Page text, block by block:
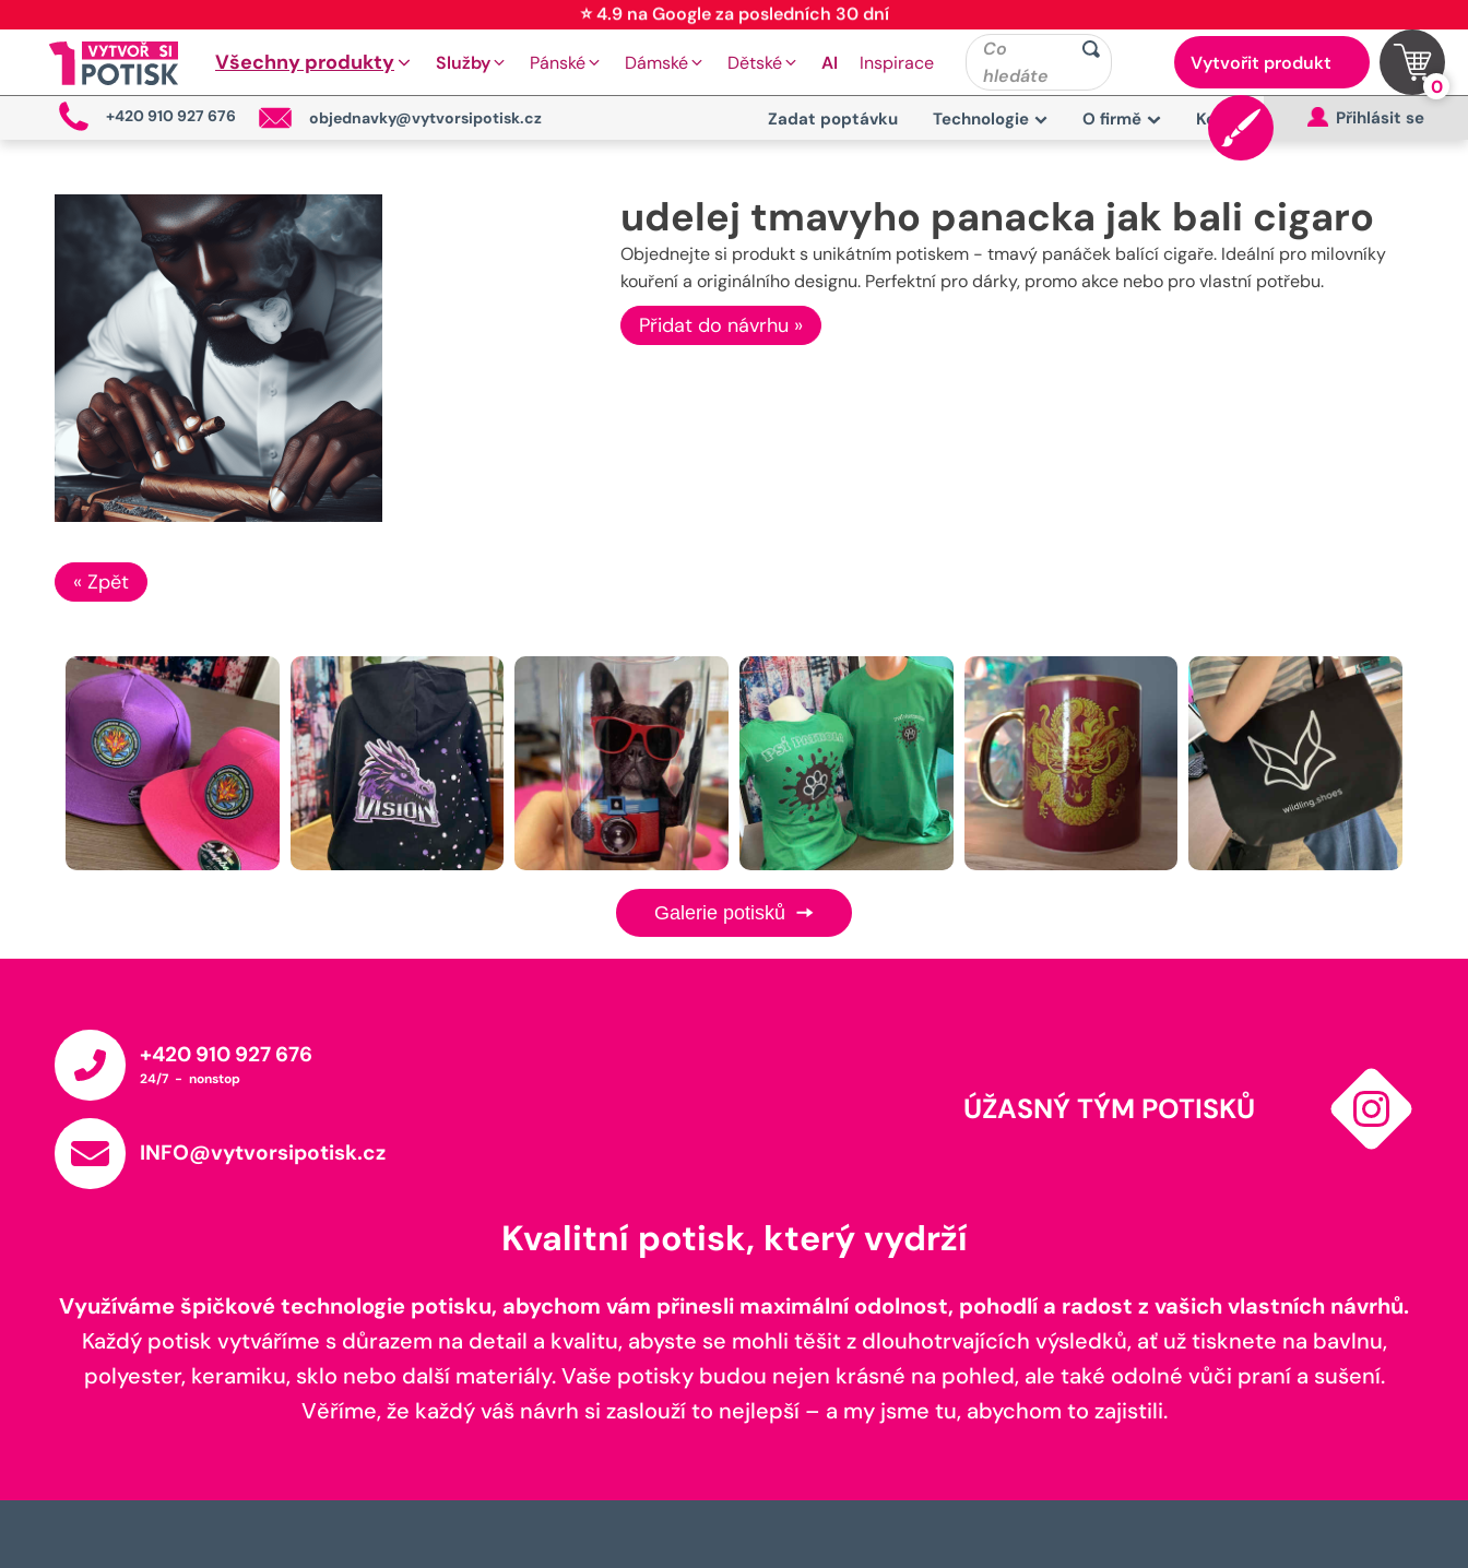
⭐ 4.9 na Google za posledních 30 dní
Všechny produkty Služby Pánské Dámské Dětské AI Inspirace
Co
hledáte
Vytvořit produkt
0
+420 910 927 676 objednavky@vytvorsipotisk.cz Zadat poptávku Technologie O firmě Kontakt Přihlásit se
udelej tmavyho panacka jak bali cigaro
Objednejte si produkt s unikátním potiskem - tmavý panáček balící cigaře. Ideální pro milovníky
kouření a originálního designu. Perfektní pro dárky, promo akce nebo pro vlastní potřebu.
Přidat do návrhu »
« Zpět
Galerie potisků
+420 910 927 676
24/7 - nonstop
INFO@vytvorsipotisk.cz
ÚŽASNÝ TÝM POTISKŮ
Kvalitní potisk, který vydrží
Využíváme špičkové technologie potisku, abychom vám přinesli maximální odolnost, pohodlí a radost z vašich vlastních návrhů.
Každý potisk vytváříme s důrazem na detail a kvalitu, abyste se mohli těšit z dlouhotrvajících výsledků, ať už tisknete na bavlnu,
polyester, keramiku, sklo nebo další materiály. Vaše potisky budou nejen krásné na pohled, ale také odolné vůči praní a sušení.
Věříme, že každý váš návrh si zaslouží to nejlepší – a my jsme tu, abychom to zajistili.